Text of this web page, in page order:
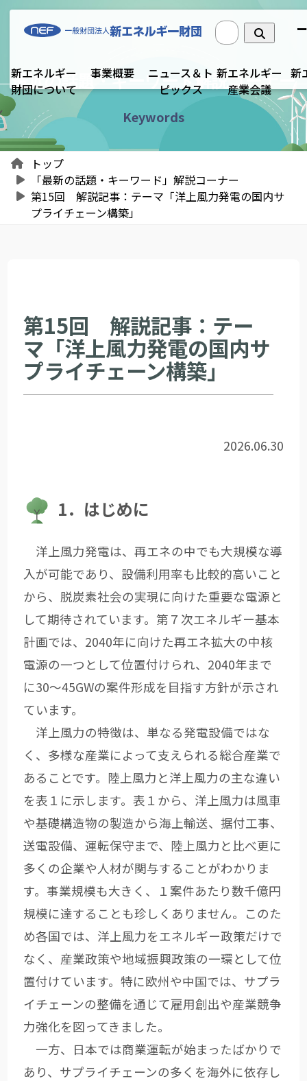
新エネルギー
財団について
事業概要
ニュース＆ト
ピックス
新エネルギー
産業会議
新
最近の話題・キーワード解説コーナー
Keywords
トップ
「最新の話題・キーワード」解説コーナー
第15回 解説記事：テーマ「洋上風力発電の国内サ
プライチェーン構築」
第15回 解説記事：テー
マ「洋上風力発電の国内サ
プライチェーン構築」
2026.06.30
1．はじめに
洋上風力発電は、再エネの中でも大規模な導
入が可能であり、設備利用率も比較的高いこと
から、脱炭素社会の実現に向けた重要な電源と
して期待されています。第７次エネルギー基本
計画では、2040年に向けた再エネ拡大の中核
電源の一つとして位置付けられ、2040年まで
に30～45GWの案件形成を目指す方針が示され
ています。
洋上風力の特徴は、単なる発電設備ではな
く、多様な産業によって支えられる総合産業で
あることです。陸上風力と洋上風力の主な違い
を表１に示します。表１から、洋上風力は風車
や基礎構造物の製造から海上輸送、据付工事、
送電設備、運転保守まで、陸上風力と比べ更に
多くの企業や人材が関与することがわかりま
す。事業規模も大きく、１案件あたり数千億円
規模に達することも珍しくありません。このた
め各国では、洋上風力をエネルギー政策だけで
なく、産業政策や地域振興政策の一環として位
置付けています。特に欧州や中国では、サプラ
イチェーンの整備を通じて雇用創出や産業競争
力強化を図ってきました。
一方、日本では商業運転が始まったばかりで
あり、サプライチェーンの多くを海外に依存し